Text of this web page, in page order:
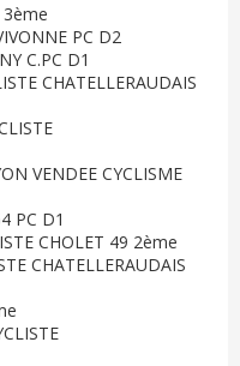
3ème
PC D2
C.PC D1
CHATELLERAUDAIS
VENDEE CYCLISME
PC D1
CHOLET 49 2ème
CHATELLERAUDAIS